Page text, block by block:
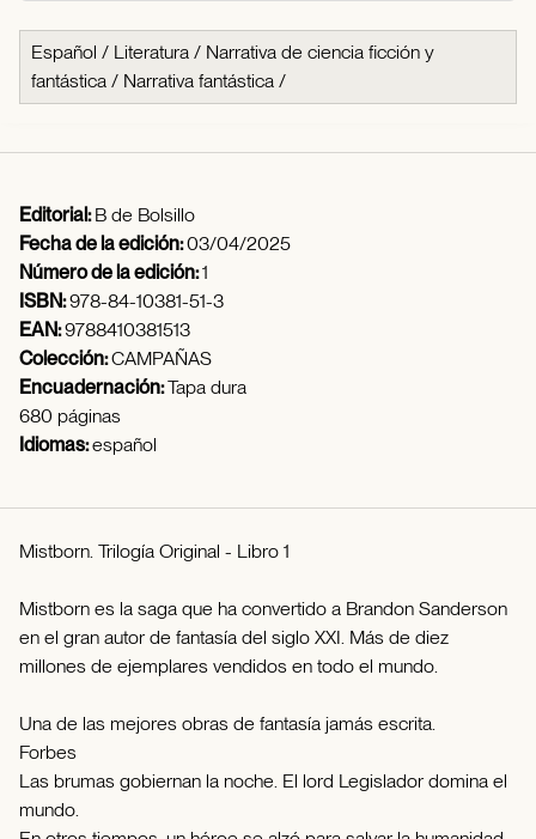
Español / Literatura / Narrativa de ciencia ficción y
fantástica / Narrativa fantástica /
Editorial:B de Bolsillo
Fecha de la edición:03/04/2025
Número de la edición:1
ISBN:978-84-10381-51-3
EAN:9788410381513
Colección:CAMPAÑAS
Encuadernación:Tapa dura
680 páginas
Idiomas:español
Mistborn. Trilogía Original - Libro 1
Mistborn es la saga que ha convertido a Brandon Sanderson
en el gran autor de fantasía del siglo XXI. Más de diez
millones de ejemplares vendidos en todo el mundo.
Una de las mejores obras de fantasía jamás escrita.
Forbes
Las brumas gobiernan la noche. El lord Legislador domina el
mundo.